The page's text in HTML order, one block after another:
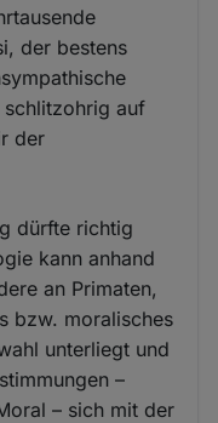
der bestens
auf
der
dürfte richtig
kann anhand
an Primaten,
bzw. moralisches
unterliegt und
–
– sich mit der